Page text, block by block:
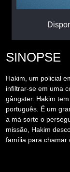
SINOPSE
Hakim, um policial
infiltrar-se em uma
gângster. Hakim
português. É um
a má sorte o
missão, Hakim
família para chamar